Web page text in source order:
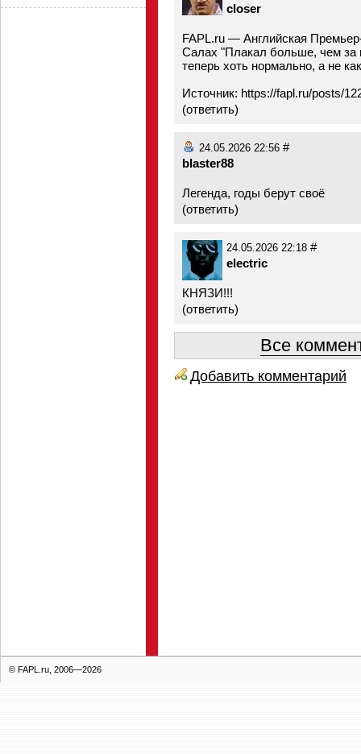
closer
FAPL.ru — Английская
Салах "Плакал больше, чем за
теперь хоть нормально, а не
Источник: https://fapl.ru/posts/
(ответить)
24.05.2026 22:56 #
blaster88
Легенда, годы берут своё
(ответить)
24.05.2026 22:18 #
electric
КНЯЗИ!!!
(ответить)
Все
Добавить комментарий
© FAPL.ru, 2006—2026